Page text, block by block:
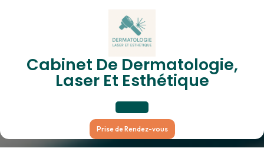
Cabinet De Dermatologie,
Laser Et Esthétique
Open
Button
Prise de Rendez-vous
Gale – Sarcoptes Scabiei
(forme Sexuelle)